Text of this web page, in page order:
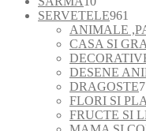
produse
SERVETELE961
de
ANIMALE
CASA SI
DESENE
DRAGOSTE77
FLORI SI
FRUCTE SI